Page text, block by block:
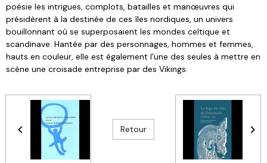
poésie les intrigues, complots, batailles et manœuvres qui
présidèrent à la destinée de ces îles nordiques, un univers
bouillonnant où se superposaient les mondes celtique et
scandinave. Hantée par des personnages, hommes et femmes,
hauts en couleur, elle est également l’une des seules à mettre en
scène une croisade entreprise par des Vikings.
Retour